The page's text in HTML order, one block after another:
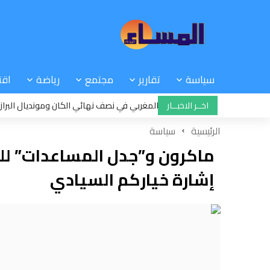
سياسة تقارير مجتمع رياضة
اخــر الاخبــار
واحدة: سيدات المنتخب المغربي في نصف نهائي الكان ومونديال البرازيل
الرئيسية سياسة
ماكرون و”جدل المساعدات”
إشارة خياركم السيادي